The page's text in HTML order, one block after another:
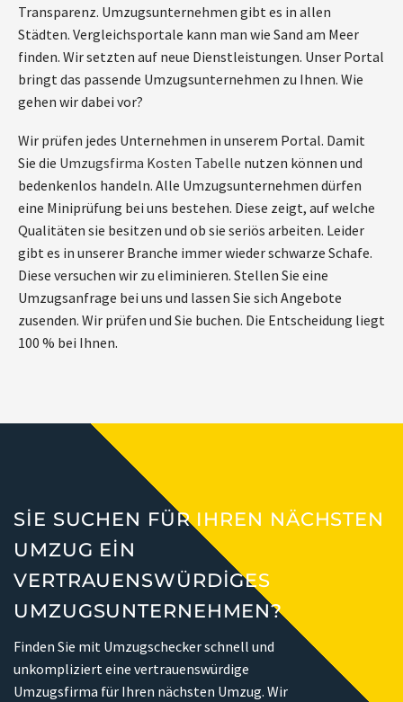
Transparenz. Umzugsunternehmen gibt es in allen
Städten. Vergleichsportale kann man wie Sand am Meer
finden. Wir setzten auf neue Dienstleistungen. Unser Portal
bringt das passende Umzugsunternehmen zu Ihnen. Wie
gehen wir dabei vor?
Wir prüfen jedes Unternehmen in unserem Portal. Damit
Sie die Umzugsfirma Kosten Tabelle nutzen können und
bedenkenlos handeln. Alle Umzugsunternehmen dürfen
eine Miniprüfung bei uns bestehen. Diese zeigt, auf welche
Qualitäten sie besitzen und ob sie seriös arbeiten. Leider
gibt es in unserer Branche immer wieder schwarze Schafe.
Diese versuchen wir zu eliminieren. Stellen Sie eine
Umzugsanfrage bei uns und lassen Sie sich Angebote
zusenden. Wir prüfen und Sie buchen. Die Entscheidung liegt
100 % bei Ihnen.
SIE SUCHEN FÜR IHREN NÄCHSTEN
UMZUG EIN
VERTRAUENSWÜRDIGES
UMZUGSUNTERNEHMEN?
Finden Sie mit Umzugschecker schnell und
unkompliziert eine vertrauenswürdige
Umzugsfirma für Ihren nächsten Umzug. Wir